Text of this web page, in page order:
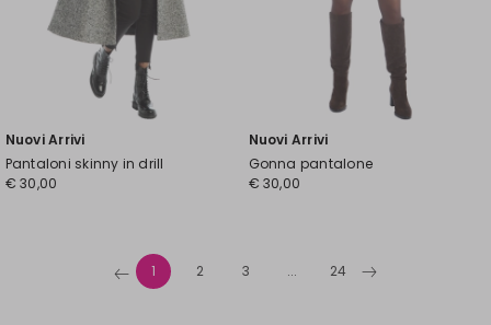
Nuovi Arrivi
Pantaloni skinny in drill
€ 30,00
Nuovi Arrivi
Gonna pantalone
€ 30,00
1 2 3 ... 24